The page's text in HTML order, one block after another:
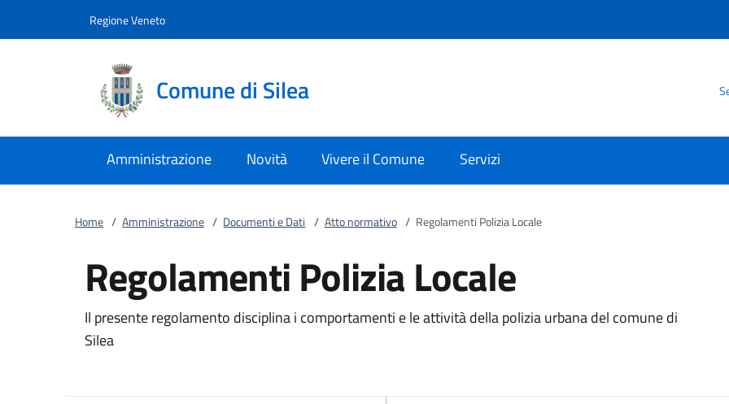
Regione Veneto
Comune di Silea
Amministrazione Novità Vivere il Comune Servizi
Home / Amministrazione / Documenti e Dati / Atto normativo / Regolamenti Polizia Locale
Regolamenti Polizia Locale
Il presente regolamento disciplina i comportamenti e le attività della polizia urbana del comune di
Silea